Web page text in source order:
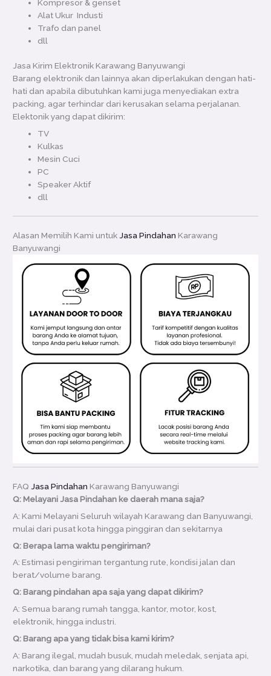
Kompresor & genset
Alat Ukur Industi
Trafo dan panel
dll
Jasa Kirim Elektronik Karawang Banyuwangi
Barang elektronik dan lainnya akan diperlakukan dengan hati-
hati dan apabila dibutuhkan kami juga menyediakan extra
packing, agar terhindar dari kerusakan selama perjalanan.
Elektonik yang dapat dikirim:
TV
Kulkas
Mesin Cuci
PC
Speaker Aktif
dll
Alasan Memilih Kami untuk Jasa Pindahan Karawang
Banyuwangi
FAQ Jasa Pindahan Karawang Banyuwangi
Q: Melayani Jasa Pindahan ke daerah mana saja?
A: Kami Melayani Seluruh wilayah Karawang dan Banyuwangi,
mulai dari pusat kota hingga pinggiran dan sekitarnya
Q: Berapa lama waktu pengiriman?
A: Estimasi pengiriman tergantung rute, kondisi jalan dan
berat/volume barang.
Q: Barang pindahan apa saja yang dapat dikirim?
A: Semua barang rumah tangga, kantor, motor, kost,
elektronik, hingga industri.
Q: Barang apa yang tidak bisa kami kirim?
A: Barang ilegal, mudah busuk, mudah meledak, senjata api,
narkotika, dan barang yang dilarang hukum.